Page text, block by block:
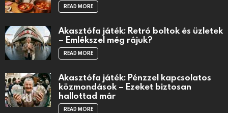
READ MORE
Akasztófa játék: Retró boltok és üzletek
– Emlékszel még rájuk?
READ MORE
Akasztófa játék: Pénzzel kapcsolatos
közmondások – Ezeket biztosan
hallottad már
READ MORE